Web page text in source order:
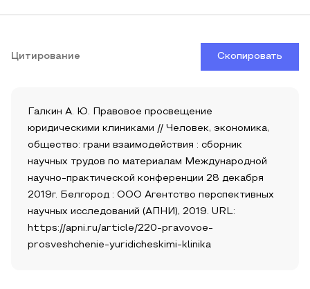
Цитирование Скопировать
Галкин А. Ю. Правовое просвещение
юридическими клиниками // Человек, экономика,
общество: грани взаимодействия : сборник
научных трудов по материалам Международной
научно-практической конференции 28 декабря
2019г. Белгород : ООО Агентство перспективных
научных исследований (АПНИ), 2019. URL:
https://apni.ru/article/220-pravovoe-
prosveshchenie-yuridicheskimi-klinika